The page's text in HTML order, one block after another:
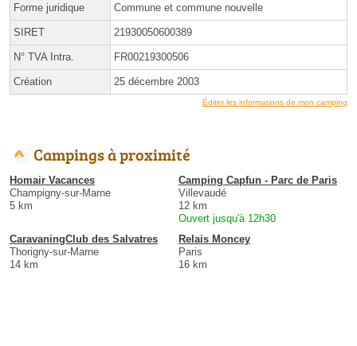
Forme juridique Commune et commune nouvelle
SIRET 21930050600389
N° TVA Intra. FR00219300506
Création 25 décembre 2003
Éditer les informations de mon camping
Campings à proximité
Homair Vacances
Champigny-sur-Marne
5 km
Camping Capfun - Parc de Paris
Villevaudé
12 km
Ouvert jusqu'à 12h30
CaravaningClub des Salvatres
Thorigny-sur-Marne
14 km
Relais Moncey
Paris
16 km